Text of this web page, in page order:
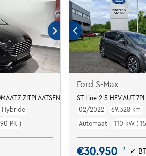
7 ZITPLAATSEN-17000KM
Hybride
PK )
Ford S-Max
ST-Line 2.5 HEV AUT
02/2022
69.328 km
Automaat
110 kW (
€30.950 1 ✓